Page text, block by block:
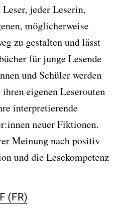
jeder Leserin,
möglicherweise
zu gestalten und lässt
für junge Lesende
und Schüler werden
eigenen Leserouten
interpretierende
neuer Fiktionen.
Meinung nach positiv
und die Lesekompetenz
(FR)